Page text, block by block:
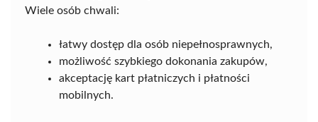
Wiele osób chwali:
łatwy dostęp dla osób niepełnosprawnych,
możliwość szybkiego dokonania zakupów,
akceptację kart płatniczych i płatności
mobilnych.